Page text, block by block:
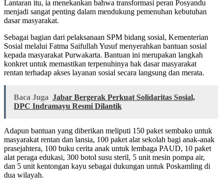
Lantaran itu, ia menekankan bahwa transformasi peran Posyandu
menjadi sangat penting dalam mendukung pemenuhan kebutuhan
dasar masyarakat.
Sebagai bagian dari pelaksanaan SPM bidang sosial, Kementerian
Sosial melalui Fatma Saifullah Yusuf menyerahkan bantuan sosial
kepada masyarakat Purwakarta. Bantuan ini merupakan langkah
konkret untuk memastikan terpenuhinya hak dasar masyarakat
rentan terhadap akses layanan sosial secara langsung dan merata.
Baca Juga Jabar Bergerak Perkuat Solidaritas Sosial,
DPC Indramayu Resmi Dilantik
Adapun bantuan yang diberikan meliputi 150 paket sembako untuk
masyarakat rentan dan lansia, 100 paket alat sekolah bagi anak-anak
prasejahtera, 100 buku cerita anak untuk lembaga PAUD, 10 paket
alat peraga edukasi, 300 botol susu steril, 5 unit mesin pompa air,
dan 5 unit kentongan kayu sebagai dukungan untuk Poskamling di
dua wilayah.